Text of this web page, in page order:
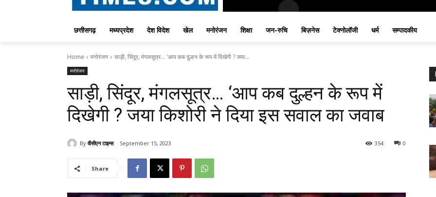
छत्तीसगढ़ मध्यप्रदेश देश विदेश खेल मनोरंजन शिक्षा जन-रुचि बिज़नेस टेक्नोलॉजी धर्म सम्पादकीय
Home मनोरंजन साड़ी, सिंदूर, मंगलसूत्र... 'आप कब दुल्हन के रूप में दिखेगी ? जया...
मनोरंजन
साड़ी, सिंदूर, मंगलसूत्र… ‘आप कब दुल्हन के रूप में
दिखेगी ? जया किशोरी ने दिया इस सवाल का जवाब
By वीसीएन टाइम्स September 15, 2023 0
354
Share